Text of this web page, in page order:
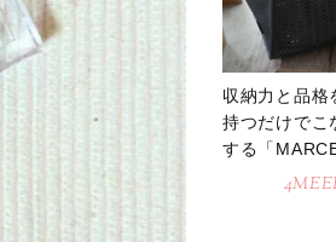
収納力と品格
持つだけでこ
する「
ートバッグ」